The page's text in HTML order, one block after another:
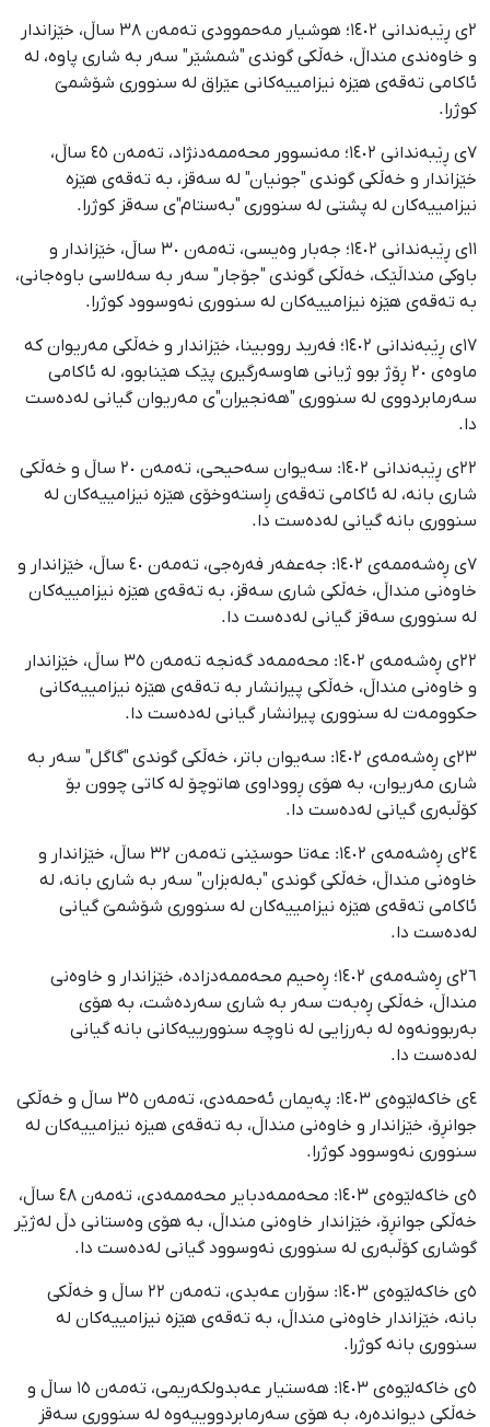
٢ی ڕێبەندانی ١٤٠٢؛ هوشیار مەحموودی تەمەن ٣٨ ساڵ، خێزاندار
و خاوەندی منداڵ، خەڵکی گوندی "شمشێر" سەر بە شاری پاوە، لە
ئاکامی تەقەی هێزە نیزامییەکانی عێراق لە سنووری شۆشمێ
کوژرا.
٧ی ڕێبەندانی ١٤٠٢؛ مەنسوور محەممەدنژاد، تەمەن ٤٥ ساڵ،
خێزاندار و خەڵکی گوندی "جونیان" لە سەقز، بە تەقەی هێزە
نیزامییەکان لە پشتی لە سنووری "بەستام"ی سەقز کوژرا.
١١ی ڕێبەندانی ١٤٠٢؛ جەبار وەیسی، تەمەن ٣٠ ساڵ، خێزاندار و
باوکی منداڵێک، خەڵکی گوندی "جۆجار" سەر بە سەلاسی باوەجانی،
بە تەقەی هێزە نیزامییەکان لە سنووری نەوسوود کوژرا.
١٧ی ڕێبەندانی ١٤٠٢؛ فەرید رووبینا، خێزاندار و خەڵکی مەریوان کە
ماوەی ٢٠ ڕۆژ بوو ژیانی هاوسەرگیری پێک هێنابوو، لە ئاکامی
سەرمابردووی لە سنووری "هەنجیران"ی مەریوان گیانی لەدەست
دا.
٢٢ی ڕێبەندانی ١٤٠٢: سەیوان سەحیحی، تەمەن ٢٠ ساڵ و خەڵکی
شاری بانە، لە ئاکامی تەقەی ڕاستەوخۆی هێزە نیزامییەکان لە
سنووری بانە گیانی لەدەست دا.
٧ی ڕەشەممەی ١٤٠٢: جەعفەر فەرەجی، تەمەن ٤٠ ساڵ، خێزاندار و
خاوەنی منداڵ، خەڵکی شاری سەقز، بە تەقەی هێزە نیزامییەکان
لە سنووری سەقز گیانی لەدەست دا.
٢٢ی ڕەشەمەی ١٤٠٢: محەممەد گەنجە تەمەن ٣٥ ساڵ، خێزاندار
و خاوەنی منداڵ، خەڵکی پیرانشار بە تەقەی هێزە نیزامییەکانی
حکوومەت لە سنووری پیرانشار گیانی لەدەست دا.
٢٣ی ڕەشەمەی ١٤٠٢: سەیوان باتر، خەڵکی گوندی "گاگل" سەر بە
شاری مەریوان، بە هۆی ڕووداوی هاتوچۆ لە کاتی چوون بۆ
کۆڵبەری گیانی لەدەست دا.
٢٤ی ڕەشەمەی ١٤٠٢: عەتا حوسێنی تەمەن ٣٢ ساڵ، خێزاندار و
خاوەنی منداڵ، خەڵکی گوندی "بەلەبزان" سەر بە شاری بانە، لە
ئاکامی تەقەی هێزە نیزامییەکان لە سنووری شۆشمێ گیانی
لەدەست دا.
٢٦ی ڕەشەمەی ١٤٠٢؛ ڕەحیم محەممەدزادە، خێزاندار و خاوەنی
منداڵ، خەڵکی ڕەبەت سەر بە شاری سەردەشت، بە هۆی
بەربوونەوە لە بەرزایی لە ناوچە سنوورییەکانی بانە گیانی
لەدەست دا.
٤ی خاکەلێوەی ١٤٠٣: پەیمان ئەحمەدی، تەمەن ٣٥ ساڵ و خەڵکی
جوانڕۆ، خێزاندار و خاوەنی منداڵ، بە تەقەی هیزە نیزامییەکان لە
سنووری نەوسوود کوژرا.
٥ی خاکەلێوەی ١٤٠٣: محەممەدبایر محەممەدی، تەمەن ٤٨ ساڵ،
خەڵکی جوانڕۆ، خێزاندار خاوەنی منداڵ، بە هۆی وەستانی دڵ لەژێر
گوشاری کۆڵبەری لە سنووری نەوسوود گیانی لەدەست دا.
٥ی خاکەلێوەی ١٤٠٣: سۆران عەبدی، تەمەن ٢٢ ساڵ و خەڵکی
بانە، خێزاندار خاوەنی منداڵ، بە تەقەی هێزە نیزامییەکان لە
سنووری بانە کوژرا.
٥ی خاکەلێوەی ١٤٠٣: هەستیار عەبدولکەریمی، تەمەن ١٥ ساڵ و
خەڵکی دیواندەرە، بە هۆی سەرمابردووییەوە لە سنووری سەقز